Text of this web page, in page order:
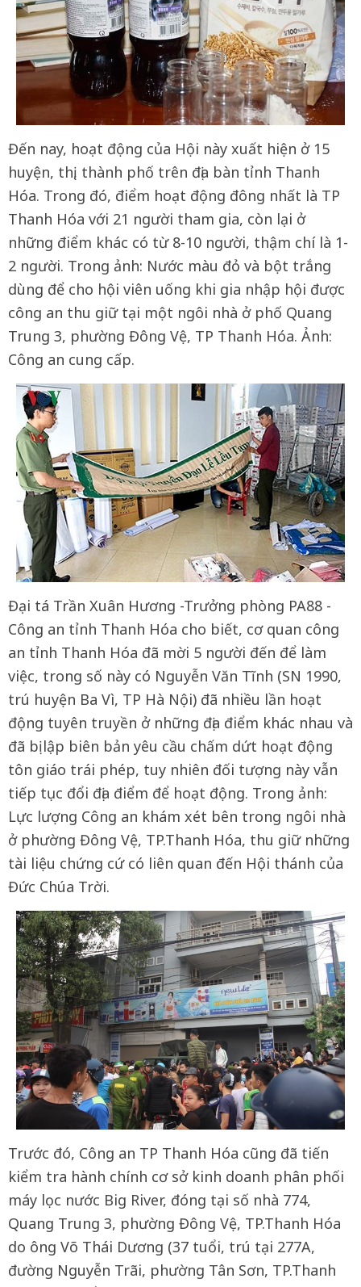
Đến nay, hoạt động của Hội này xuất hiện ở 15
huyện, thị, thành phố trên địa bàn tỉnh Thanh
Hóa. Trong đó, điểm hoạt động đông nhất là TP
Thanh Hóa với 21 người tham gia, còn lại ở
những điểm khác có từ 8-10 người, thậm chí là 1-
2 người. Trong ảnh: Nước màu đỏ và bột trắng
dùng để cho hội viên uống khi gia nhập hội được
công an thu giữ tại một ngôi nhà ở phố Quang
Trung 3, phường Đông Vệ, TP Thanh Hóa. Ảnh:
Công an cung cấp.
Đại tá Trần Xuân Hương -Trưởng phòng PA88 -
Công an tỉnh Thanh Hóa cho biết, cơ quan công
an tỉnh Thanh Hóa đã mời 5 người đến để làm
việc, trong số này có Nguyễn Văn Tĩnh (SN 1990,
trú huyện Ba Vì, TP Hà Nội) đã nhiều lần hoạt
động tuyên truyền ở những địa điểm khác nhau và
đã bị lập biên bản yêu cầu chấm dứt hoạt động
tôn giáo trái phép, tuy nhiên đối tượng này vẫn
tiếp tục đổi địa điểm để hoạt động. Trong ảnh:
Lực lượng Công an khám xét bên trong ngôi nhà
ở phường Đông Vệ, TP.Thanh Hóa, thu giữ những
tài liệu chứng cứ có liên quan đến Hội thánh của
Đức Chúa Trời.
Trước đó, Công an TP Thanh Hóa cũng đã tiến
kiểm tra hành chính cơ sở kinh doanh phân phối
máy lọc nước Big River, đóng tại số nhà 774,
Quang Trung 3, phường Đông Vệ, TP.Thanh Hóa
do ông Võ Thái Dương (37 tuổi, trú tại 277A,
đường Nguyễn Trãi, phường Tân Sơn, TP.Thanh